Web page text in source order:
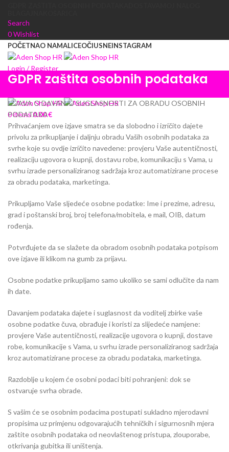
Search
0Wishlist
POČETNAO NAMALICEOČIUSNEINSTAGRAM
Login / Register
0items0.00€
0items0.00€
GDPR zaštita osobnih podataka
IZJAVA O DAVANJU SUGLASNOSTI ZA OBRADU OSOBNIH
PODATAKA
Prihvaćanjem ove izjave smatra se da slobodno i izričito dajete
privolu za prikupljanje i daljnju obradu Vaših osobnih podataka za
svrhe koje su ovdje izričito navedene: provjeru Vaše autentičnosti,
realizaciju ugovora o kupnji, dostavu robe, komunikaciju s Vama, u
svrhu izrade personaliziranog sadržaja kroz automatizirane procese
za obradu podataka, marketinga.
Prikupljamo Vaše sljedeće osobne podatke: Ime i prezime, adresu,
grad i poštanski broj, broj telefona/mobitela, e mail, OIB, datum
rođenja.
Potvrđujete da se slažete da obradom osobnih podataka potpisom
ove izjave ili klikom na gumb za prijavu.
Osobne podatke prikupljamo samo ukoliko se sami odlučite da nam
ih date.
Davanjem podataka dajete i suglasnost da voditelj zbirke vaše
osobne podatke čuva, obrađuje i koristi za slijedeće namjene:
provjere Vaše autentičnosti, realizacije ugovora o kupnji, dostave
robe, komunikacije s Vama, u svrhu izrade personaliziranog sadržaja
kroz automatizirane procese za obradu podataka, marketinga.
Razdoblje u kojem će osobni podaci biti pohranjeni: dok se
ostvaruje svrha obrade.
S vašim će se osobnim podacima postupati sukladno mjerodavni
propisima uz primjenu odgovarajućih tehničkih i sigurnosnih mjera
zaštite osobnih podataka od neovlaštenog pristupa, zlouporabe,
otkrivanja gubitka ili uništenja.